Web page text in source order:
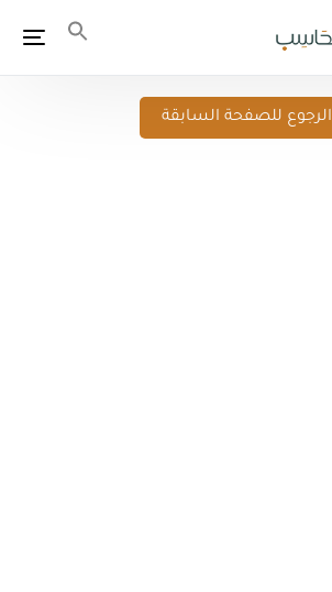
الرجوع للصفحة السابقة